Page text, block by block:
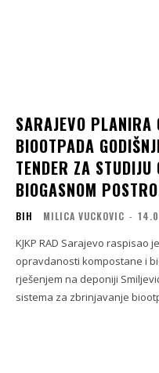
SARAJEVO
BIOOTPADA
TENDER ZA
BIOGASNOM
BIH MILICA VUCKOVIC -
KJKP RAD Sarajevo raspisao
opravdanosti kompostane i
rješenjem na deponiji
sistema za zbrinjavanje